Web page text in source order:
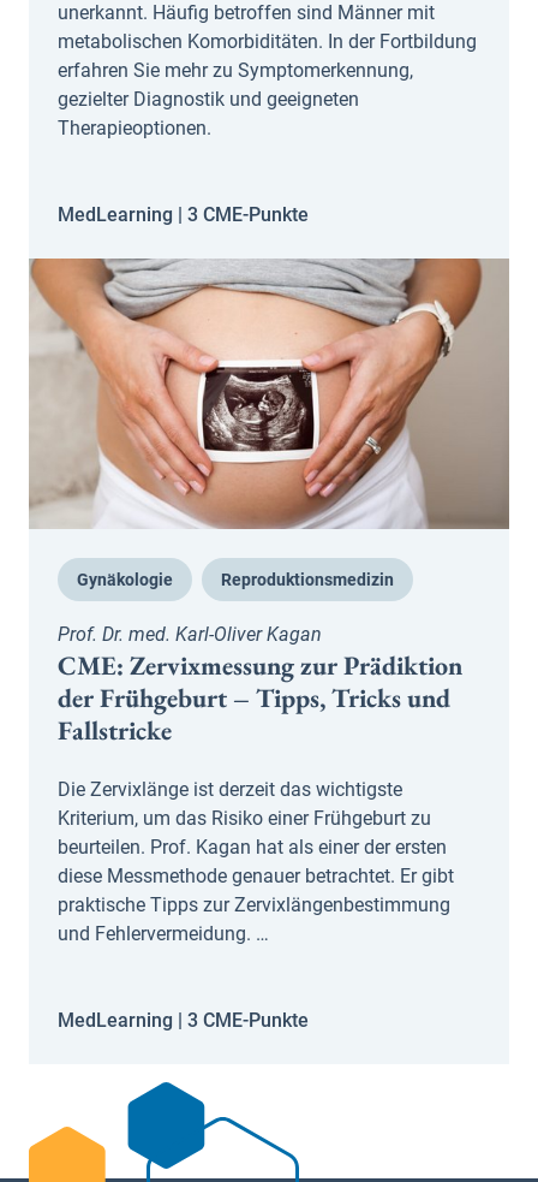
unerkannt. Häufig betroffen sind Männer mit
metabolischen Komorbiditäten. In der Fortbildung
erfahren Sie mehr zu Symptomerkennung,
gezielter Diagnostik und geeigneten
Therapieoptionen.
MedLearning | 3 CME-Punkte
Gynäkologie Reproduktionsmedizin
Prof. Dr. med. Karl-Oliver Kagan
CME: Zervixmessung zur Prädiktion
der Frühgeburt – Tipps, Tricks und
Fallstricke
Die Zervixlänge ist derzeit das wichtigste
Kriterium, um das Risiko einer Frühgeburt zu
beurteilen. Prof. Kagan hat als einer der ersten
diese Messmethode genauer betrachtet. Er gibt
praktische Tipps zur Zervixlängenbestimmung
und Fehlervermeidung. …
MedLearning | 3 CME-Punkte